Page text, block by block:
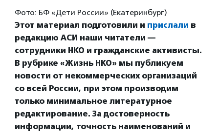
Фото: БФ «Дети России» (Екатеринбург)
Этот материал подготовили и прислали в
редакцию АСИ наши читатели —
сотрудники НКО и гражданские активисты.
В рубрике «Жизнь НКО» мы публикуем
новости от некоммерческих организаций
со всей России, при этом производим
только минимальное литературное
редактирование. За достоверность
информации, точность наименований и